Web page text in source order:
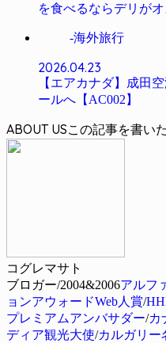
を食べるならデリが
-海外旅行
2026.04.23
【エアカナダ】成田
ールへ【AC002】
ABOUT US
コグレマサト
ブロガー/2004&2006アルフ
ョンアウォードWeb人賞/
プレミアムアンバサダー/カ
ディア観光大使/カルガリー